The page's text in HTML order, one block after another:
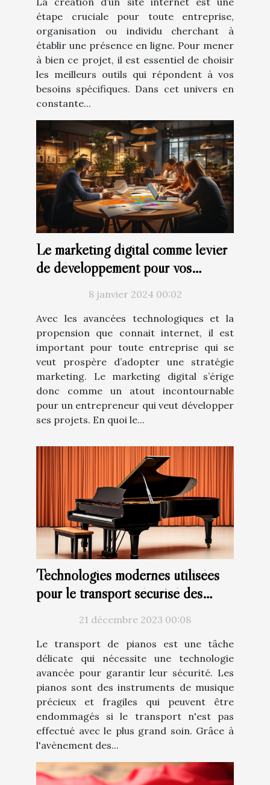
étape cruciale pour toute entreprise,
organisation ou individu cherchant à
établir une présence en ligne. Pour mener
à bien ce projet, il est essentiel de choisir
les meilleurs outils qui répondent à vos
besoins spécifiques. Dans cet univers en
constante...
Le marketing digital comme levier
de développement pour vos
8 janvier 2024 00:02
Avec les avancées technologiques et la
propension que connait internet, il est
important pour toute entreprise qui se
veut prospère d’adopter une stratégie
marketing. Le marketing digital s’érige
donc comme un atout incontournable
pour un entrepreneur qui veut développer
ses projets. En quoi le...
Technologies modernes utilisées
pour le transport sécurisé des
21 décembre 2023 00:08
Le transport de pianos est une tâche
délicate qui nécessite une technologie
avancée pour garantir leur sécurité. Les
pianos sont des instruments de musique
précieux et fragiles qui peuvent être
endommagés si le transport n'est pas
effectué avec le plus grand soin. Grâce à
l'avènement des...